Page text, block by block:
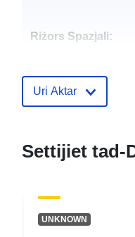
Riżors Spazjali:
Uri Aktar
Settijiet tad-
UNKNOWN